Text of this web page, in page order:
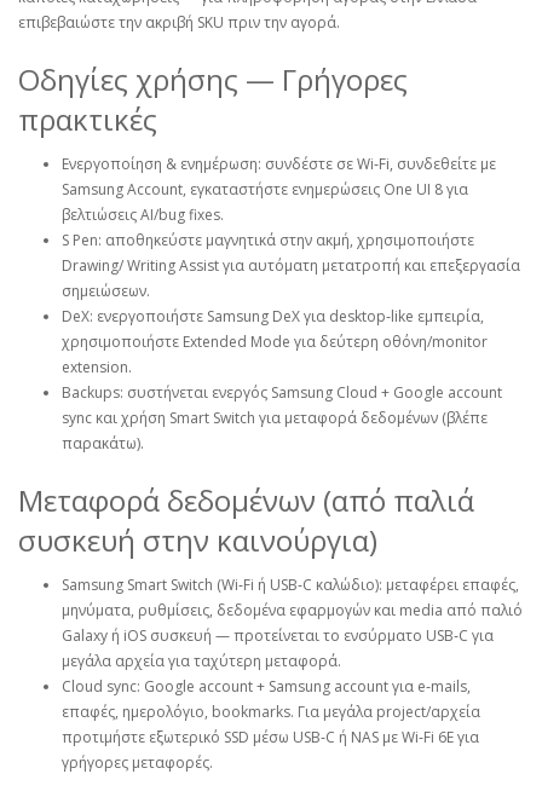
επιβεβαιώστε την ακριβή SKU πριν την αγορά.
Οδηγίες χρήσης — Γρήγορες
πρακτικές
Ενεργοποίηση & ενημέρωση: συνδέστε σε Wi‑Fi, συνδεθείτε με
Samsung Account, εγκαταστήστε ενημερώσεις One UI 8 για
βελτιώσεις AI/bug fixes.
S Pen: αποθηκεύστε μαγνητικά στην ακμή, χρησιμοποιήστε
Drawing/ Writing Assist για αυτόματη μετατροπή και επεξεργασία
σημειώσεων.
DeX: ενεργοποιήστε Samsung DeX για desktop‑like εμπειρία,
χρησιμοποιήστε Extended Mode για δεύτερη οθόνη/monitor
extension.
Backups: συστήνεται ενεργός Samsung Cloud + Google account
sync και χρήση Smart Switch για μεταφορά δεδομένων (βλέπε
παρακάτω).
Μεταφορά δεδομένων (από παλιά
συσκευή στην καινούργια)
Samsung Smart Switch (Wi‑Fi ή USB‑C καλώδιο): μεταφέρει επαφές,
μηνύματα, ρυθμίσεις, δεδομένα εφαρμογών και media από παλιό
Galaxy ή iOS συσκευή — προτείνεται το ενσύρματο USB‑C για
μεγάλα αρχεία για ταχύτερη μεταφορά.
Cloud sync: Google account + Samsung account για e‑mails,
επαφές, ημερολόγιο, bookmarks. Για μεγάλα project/αρχεία
προτιμήστε εξωτερικό SSD μέσω USB‑C ή NAS με Wi‑Fi 6E για
γρήγορες μεταφορές.